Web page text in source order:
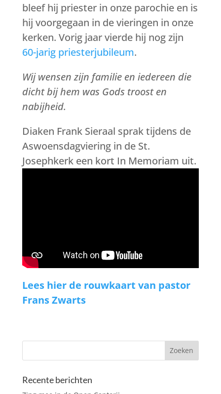
bleef hij priester in onze parochie en is
hij voorgegaan in de vieringen in onze
kerken. Vorig jaar vierde hij nog zijn
60-jarig priesterjubileum.
Wij wensen zijn familie en iedereen die
dicht bij hem was Gods troost en
nabijheid.
Diaken Frank Sieraal sprak tijdens de
Aswoensdagviering in de St.
Josephkerk een kort In Memoriam uit.
Lees hier de rouwkaart van pastor
Frans Zwarts
Recente berichten